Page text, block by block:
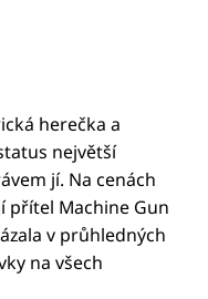
herečka a
největší
jí. Na cenách
přítel Machine Gun
v průhledných
na všech